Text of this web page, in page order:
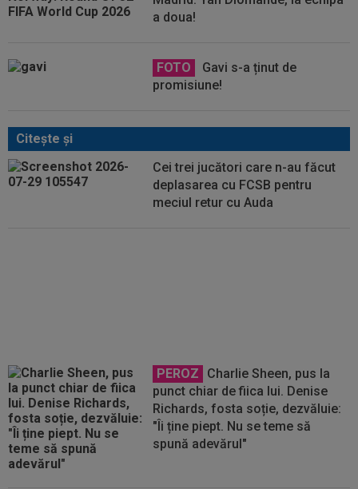
a doua!
FOTO
Gavi s-a ținut de
promisiune!
Citeşte şi
Cei trei jucători care n-au făcut
deplasarea cu FCSB pentru
meciul retur cu Auda
PEROZ
Charlie Sheen, pus la
punct chiar de fiica lui. Denise
Richards, fosta soție, dezvăluie:
"Îi ține piept. Nu se teme să
spună adevărul"